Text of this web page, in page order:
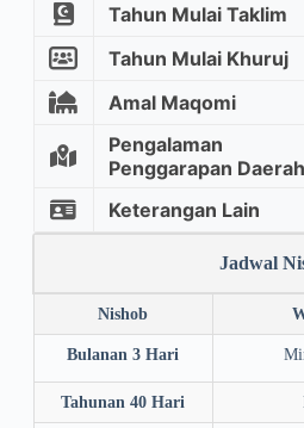
Tahun Mulai Taklim
Tahun Mulai Khuruj
Amal Maqomi
Pengalaman
Penggarapan Daerah
Keterangan Lain
Jadwal
Nishob
Bulanan 3 Hari
Tahunan 40 Hari